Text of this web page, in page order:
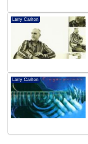
Larry Carlton
Larry Carlton